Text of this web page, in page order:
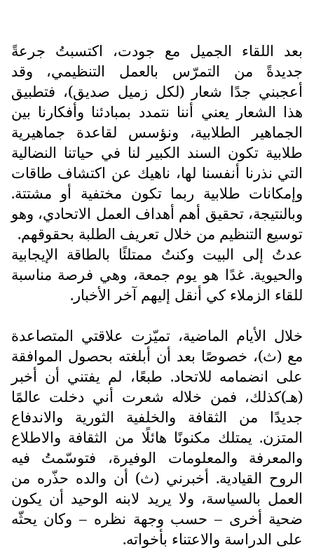
بعد اللقاء الجميل مع جودت، اكتسبتُ جرعةً
جديدةً من التمرّس بالعمل التنظيمي، وقد
أعجبني جدًا شعار (لكل زميل صديق)، فتطبيق
هذا الشعار يعني أننا نتمدد بمبادئنا وأفكارنا بين
الجماهير الطلابية، ونؤسس لقاعدة جماهيرية
طلابية تكون السند الكبير لنا في حياتنا النضالية
التي نذرنا أنفسنا لها، ناهيك عن اكتشاف طاقات
وإمكانات طلابية ربما تكون مختفية أو مشتتة.
وبالنتيجة، تحقيق أهم أهداف العمل الاتحادي، وهو
توسيع التنظيم من خلال تعريف الطلبة بحقوقهم.
عدتُ إلى البيت وكنتُ ممتلئًا بالطاقة الإيجابية
والحيوية. غدًا هو يوم جمعة، وهي فرصة مناسبة
للقاء الزملاء كي أنقل إليهم آخر الأخبار.
خلال الأيام الماضية، تميّزت علاقتي المتصاعدة
مع (ث)، خصوصًا بعد أن أبلغته بحصول الموافقة
على انضمامه للاتحاد. طبعًا، لم يفتني أن أخبر
(هـ)كذلك، فمن خلاله شعرت أني دخلت عالمًا
جديدًا من الثقافة والخلفية الثورية والاندفاع
المتزن. يمتلك مكنونًا هائلًا من الثقافة والاطلاع
والمعرفة والمعلومات الوفيرة، فتوسّمتُ فيه
الروح القيادية. أخبرني (ث) أن والده حذّره من
العمل بالسياسة، ولا يريد لابنه الوحيد أن يكون
ضحية أخرى – حسب وجهة نظره – وكان يحثّه
على الدراسة والاعتناء بأخواته.